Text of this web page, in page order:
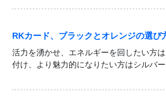
RKカード、ブラックとオレンジの選び
活力を湧かせ、エネルギーを回したい方
付け、より魅力的になりたい方はシルバ